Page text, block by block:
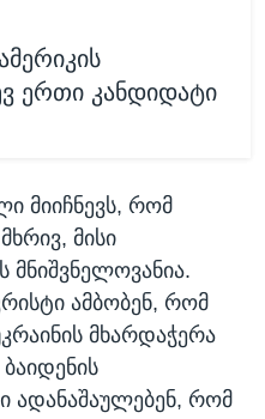
ერთი კანდიდატი
მიიჩნევს, რომ
მისი
ამბობენ, რომ
მხარდაჭერა
ადანაშაულებენ, რომ